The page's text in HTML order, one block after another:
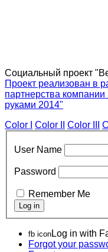
Социальный проект
Проект реализован в
партнерства
руками 2014"
Color I
Color II Color III
User Name
Password
Remember Me
fb icon Log in with
Forgot your